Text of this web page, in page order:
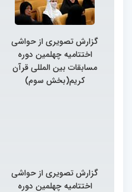
گزارش تصویری از حواشی
اختتامیه چهلمین دوره
مسابقات بین المللی قرآن
کریم(بخش سوم)
گزارش تصویری از حواشی
اختتامیه چهلمین دوره